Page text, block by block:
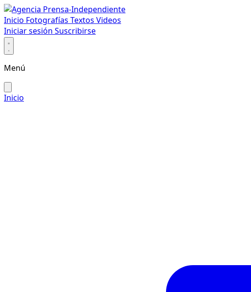
Inicio Fotografías Textos Videos
Iniciar sesión Suscribirse
Menú
Inicio